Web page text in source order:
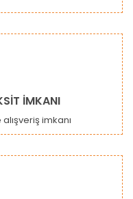
İMKANI
imkanı